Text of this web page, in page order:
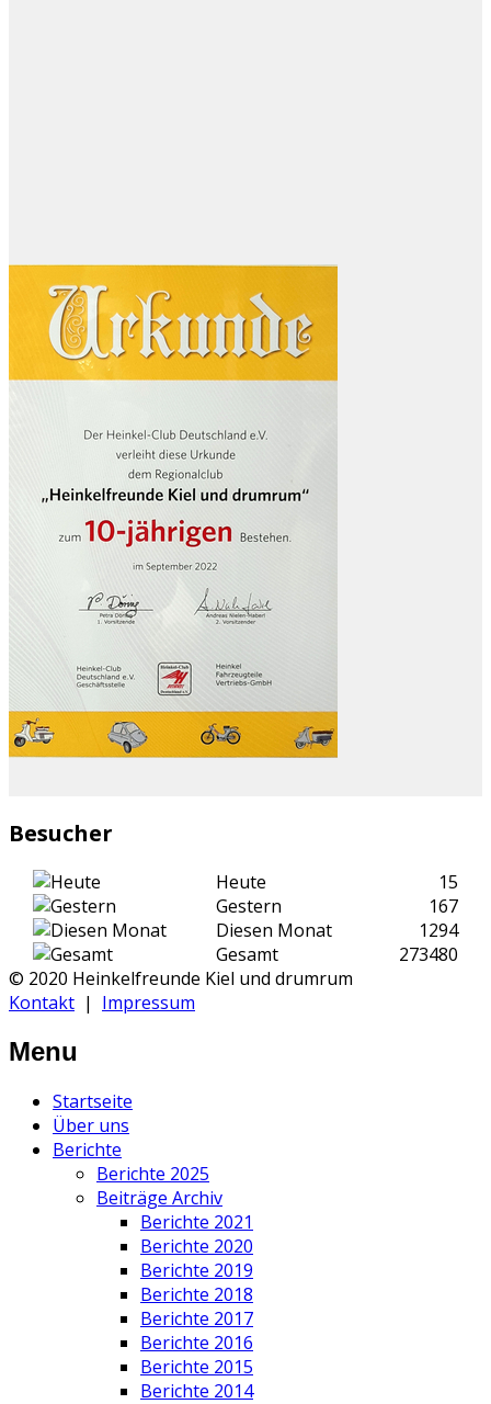
Besucher
Heute
15
Gestern
167
Diesen Monat
1294
Gesamt
273480
© 2020 Heinkelfreunde Kiel und drumrum
Kontakt | Impressum
Menu
Startseite
Über uns
Berichte
Berichte 2025
Beiträge Archiv
Berichte 2021
Berichte 2020
Berichte 2019
Berichte 2018
Berichte 2017
Berichte 2016
Berichte 2015
Berichte 2014